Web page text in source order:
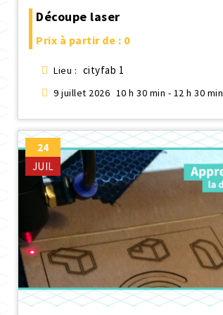
Découpe laser
Prix à partir de : 0
Lieu : cityfab 1
9 juillet 2026 10 h 30 min - 12 h 30 min
24
JUIL